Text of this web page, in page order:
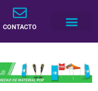
CONTACTO